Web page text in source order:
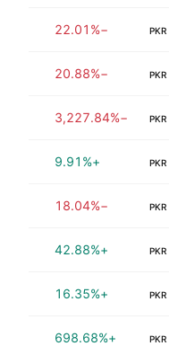
PKR
−22.01%
PKR
−20.88%
PKR
−3,227.84%
PKR
+9.91%
PKR
−18.04%
PKR
+42.88%
PKR
+16.35%
PKR
+698.68%